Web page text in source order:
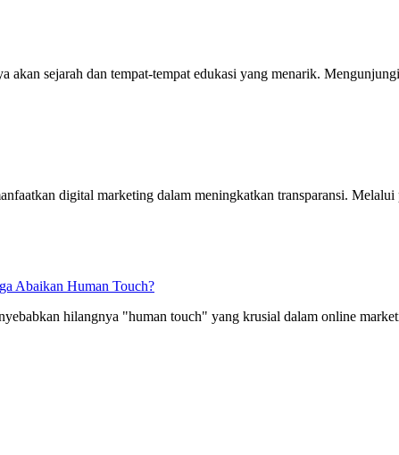
sejarah dan tempat-tempat edukasi yang menarik.
digital marketing dalam meningkatkan transparansi. Melalui
Abaikan Human Touch?
hilangnya "human touch" yang krusial dalam online